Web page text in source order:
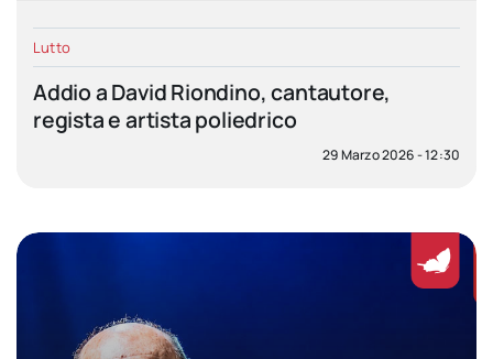
Lutto
Addio a David Riondino, cantautore,
regista e artista poliedrico
29 Marzo 2026 - 12:30